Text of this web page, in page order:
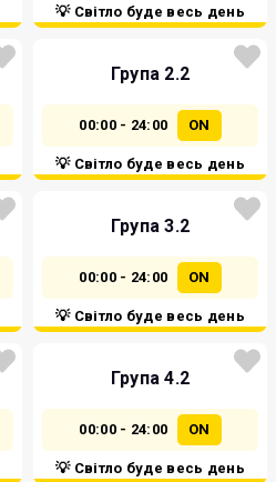
💡 Світло буде весь день
Група 2.2
00:00 - 24:00 ON
💡 Світло буде весь день
Група 3.2
00:00 - 24:00 ON
💡 Світло буде весь день
Група 4.2
00:00 - 24:00 ON
💡 Світло буде весь день